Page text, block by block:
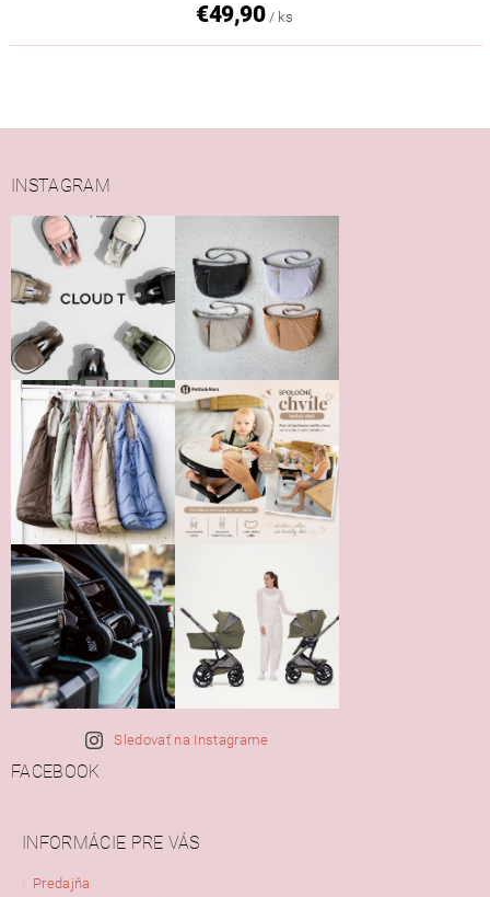
€49,90 / ks
INSTAGRAM
Sledovať na Instagrame
FACEBOOK
INFORMÁCIE PRE VÁS
Predajňa